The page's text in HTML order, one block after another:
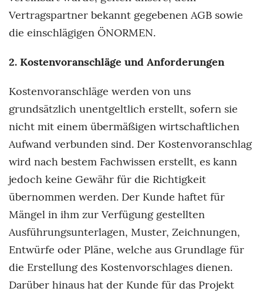
Vertragspartner bekannt gegebenen AGB sowie
die einschlägigen ÖNORMEN.
2. Kostenvoranschläge und Anforderungen
Kostenvoranschläge werden von uns
grundsätzlich unentgeltlich erstellt, sofern sie
nicht mit einem übermäßigen wirtschaftlichen
Aufwand verbunden sind. Der Kostenvoranschlag
wird nach bestem Fachwissen erstellt, es kann
jedoch keine Gewähr für die Richtigkeit
übernommen werden. Der Kunde haftet für
Mängel in ihm zur Verfügung gestellten
Ausführungsunterlagen, Muster, Zeichnungen,
Entwürfe oder Pläne, welche aus Grundlage für
die Erstellung des Kostenvorschlages dienen.
Darüber hinaus hat der Kunde für das Projekt